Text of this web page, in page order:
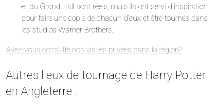
et du Grand Hall sont réels, mais ils ont servi d’inspiration
pour faire une copie de chacun d’eux et être tournés dans
les studios Warner Brothers.
Avez-vous consulté nos visites privées dans la région?
Autres lieux de tournage de Harry Potter
en Angleterre :